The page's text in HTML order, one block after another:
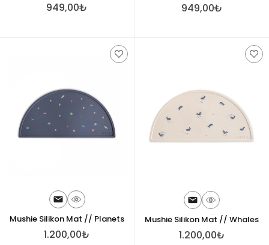
949,00₺ 949,00₺
Mushie Silikon Mat // Planets
1.200,00₺
Mushie Silikon Mat // Whales
1.200,00₺